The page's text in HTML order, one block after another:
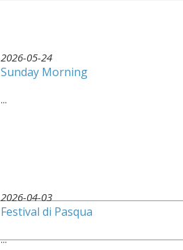
2026-05-24
Sunday Morning
...
2026-04-03
Festival di Pasqua
...